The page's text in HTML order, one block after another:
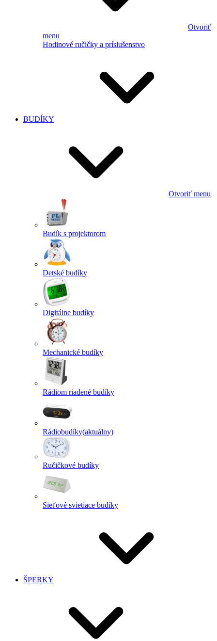
Otvoriť
menu
Hodinové ručičky a príslušenstvo
BUDÍKY
Otvoriť menu
Budík s projektorom
Detské budíky
Digitálne budíky
Mechanické budíky
Rádiom riadené budíky
Rádiobudíky(aktuálny)
Ručičkové budíky
Sieťové svietiace budíky
ŠPERKY